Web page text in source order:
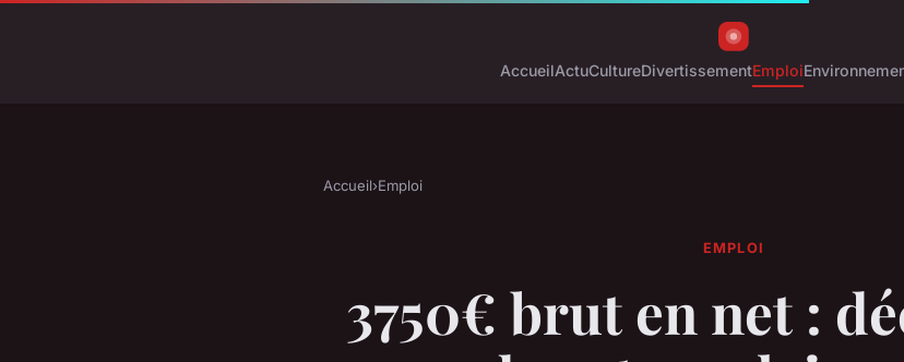
AccueilActuCultureDivertissementEmploi
Accueil›Emploi
EMPLOI
3750€ brut en net :